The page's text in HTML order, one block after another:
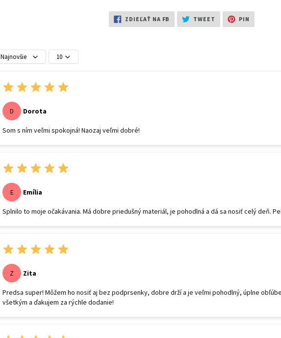
ZDIEĽAŤ NA FB ZDIEĽAŤ
FB
TWEET TWEET PIN
Najnovšie 10
D Dorota
Som s ním veľmi spokojná! Naozaj veľmi dobré!
E Emília
Splnilo to moje očakávania. Má dobre priedušný materiál, je pohodlná a dá sa nosiť celý deň.
Z Zita
Predsa super! Môžem ho nosiť aj bez podprsenky, dobre drží a je veľmi pohodlný, úplne
všetkým a ďakujem za rýchle dodanie!